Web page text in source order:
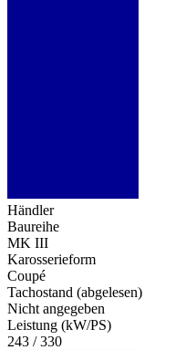
Händler
Baureihe
MK III
Karosserieform
Coupé
Tachostand (abgelesen)
Nicht angegeben
Leistung (kW/PS)
243 / 330